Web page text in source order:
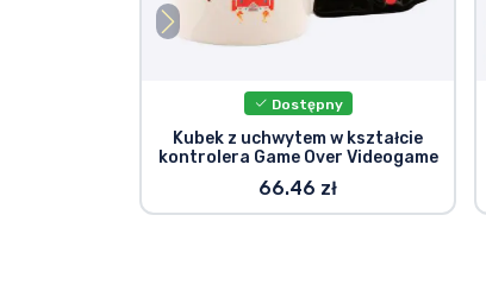
Dostępny
Kubek z uchwytem w kształcie
kontrolera Game Over Videogame
66.46 zł